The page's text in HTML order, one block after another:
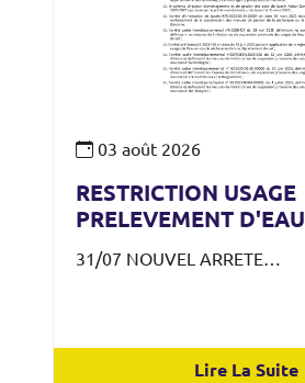
03 août 2026
RESTRICTION USAGE
PRELEVEMENT D'EAU
31/07 NOUVEL ARRETE…
Lire La Suite